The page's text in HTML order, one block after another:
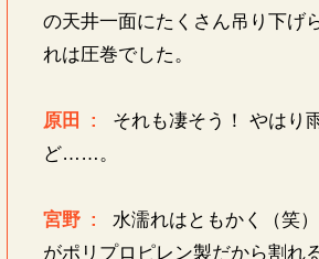
の天井一面にたくさん吊り下げ
れは圧巻でした。
原田 : それも凄そう！ やはり
ど……。
宮野 : 水濡れはともかく（笑
がポリプロピレン製だから割れ